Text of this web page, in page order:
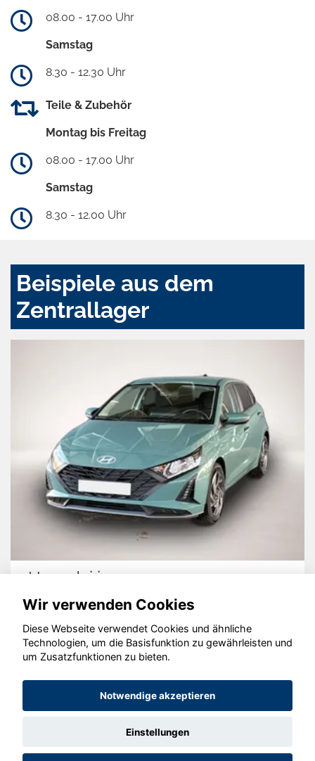
08.00 - 17.00 Uhr
Samstag
8.30 - 12.30 Uhr
Teile & Zubehör
Montag bis Freitag
08.00 - 17.00 Uhr
Samstag
8.30 - 12.00 Uhr
Beispiele aus dem
Zentrallager
Hyundai i20
© konjunkturmotor.de GmbH 2020 - 2026
Wir verwenden Cookies
Diese Webseite verwendet Cookies und ähnliche
Technologien, um die Basisfunktion zu gewährleisten und
um Zusatzfunktionen zu bieten.
Notwendige akzeptieren
Einstellungen